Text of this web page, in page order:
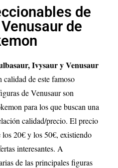
de
de
Ivysaur y Venusaur
calidad de este famoso
de Venusaur son
para los que buscan una
calidad/precio. El precio
los 20€ y los 50€, existiendo
interesantes. A
de las principales figuras